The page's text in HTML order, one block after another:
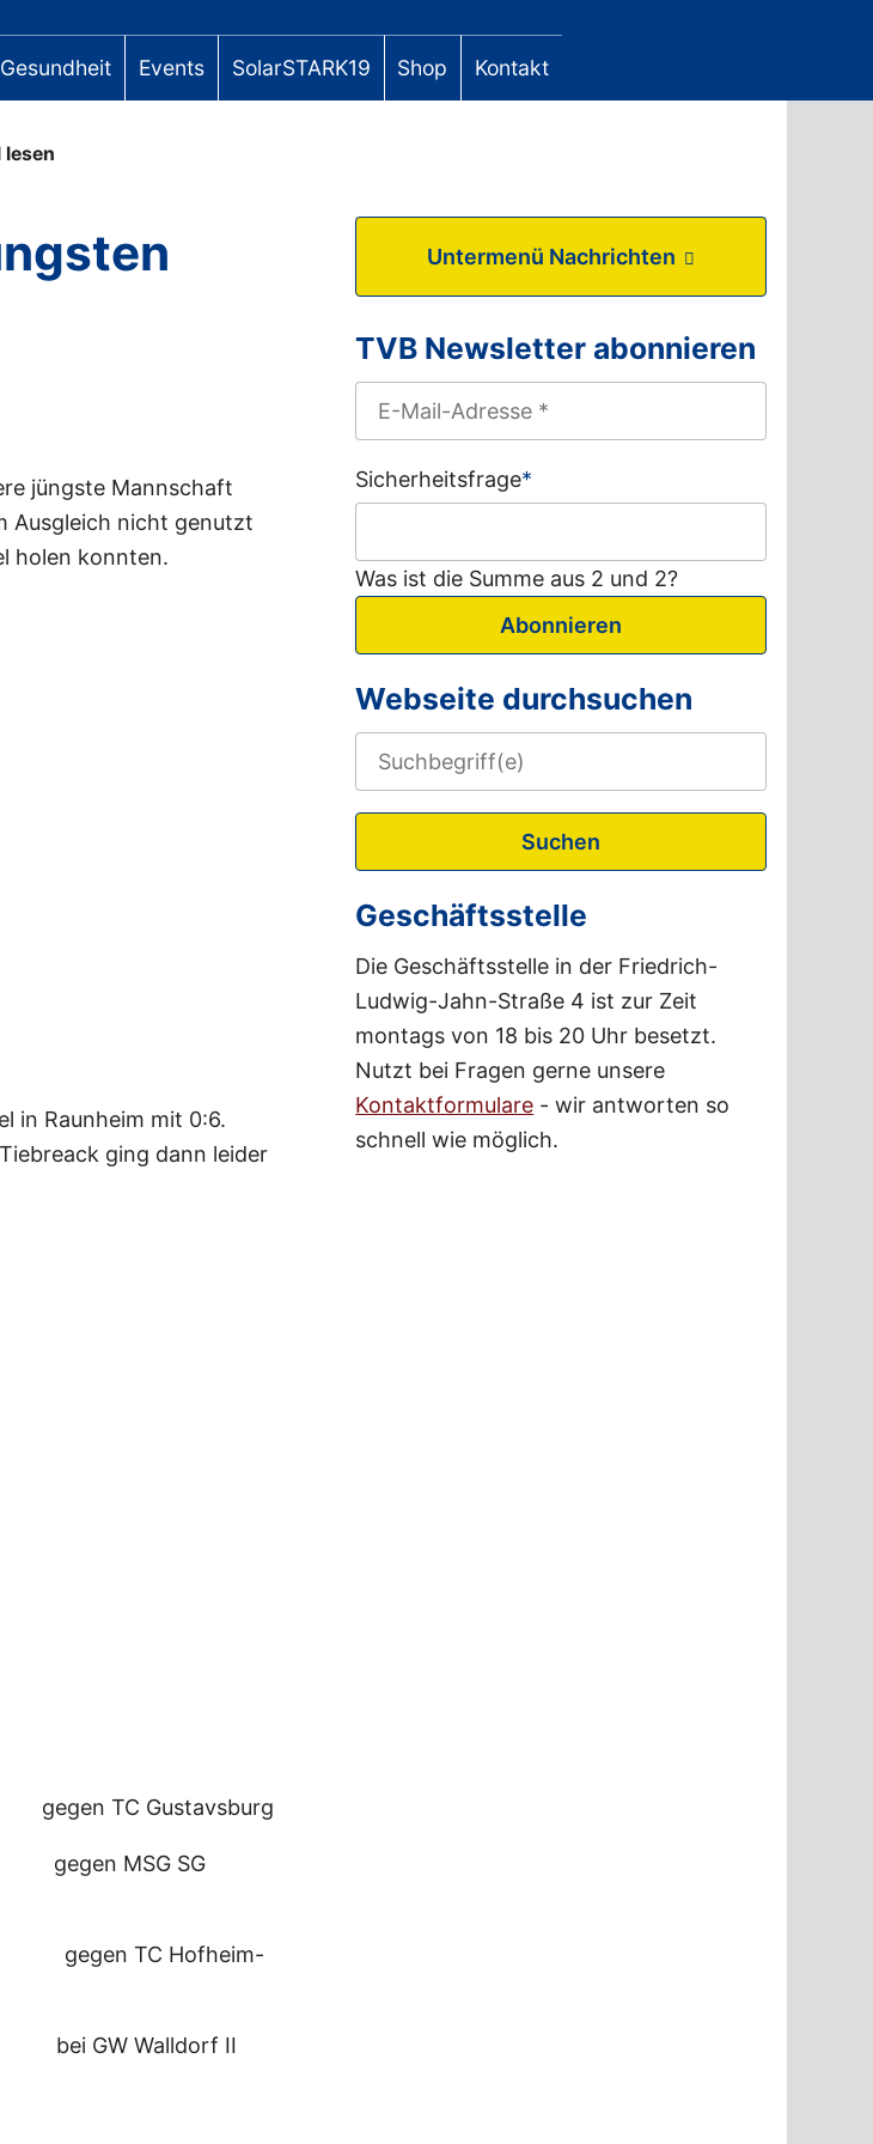
Events SolarSTARK19 Shop Kontakt
lesen
jüngste Mannschaft
Ausgleich nicht genutzt
holen konnten.
in Raunheim mit 0:6.
ging dann leider
TC Gustavsburg
MSG SG
TC Hofheim-
GW Walldorf II
Untermenü Nachrichten
TVB Newsletter abonnieren
Sicherheitsfrage*
Was ist die Summe aus 2 und 2?
Abonnieren
Webseite durchsuchen
Suchen
Geschäftsstelle
Die Geschäftsstelle in der Friedrich-
Ludwig-Jahn-Straße 4 ist zur Zeit
montags von 18 bis 20 Uhr besetzt.
Nutzt bei Fragen gerne unsere
Kontaktformulare - wir antworten so
schnell wie möglich.